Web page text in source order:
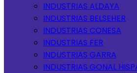
INDUSTRIAS ALDAYA
INDUSTRIAS BELSEHER
INDUSTRIAS CONESA
INDUSTRIAS FER
INDUSTRIAS GARRA
INDUSTRIAS GONAL